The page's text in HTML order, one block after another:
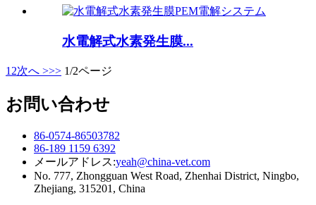
水電解式水素発生膜...
1 2次へ >>> 1/2ページ
お問い合わせ
86-0574-86503782
86-189 1159 6392
メールアドレス:yeah@china-vet.com
No. 777, Zhongguan West Road, Zhenhai District, Ningbo,
Zhejiang, 315201, China